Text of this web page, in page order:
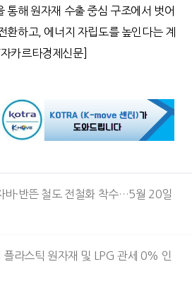
통해 원자재 수출 중심 구조에서 벗어
환하고
에너지 자립도를 높인다는 계
자카르타경제신문]
바·반뜬 철도 전철화 착수…5월 20일
플라스틱 원자재 및 LPG 관세 0% 인